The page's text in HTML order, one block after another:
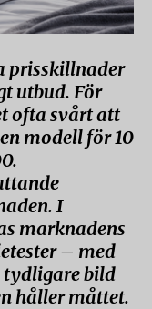
prisskillnader
utbud. För
ofta svårt att
modell för 10
I
marknadens
– med
tydligare bild
håller måttet.